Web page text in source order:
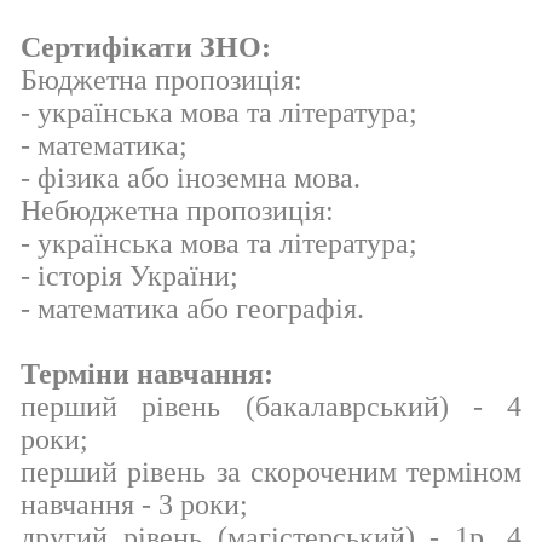
Сертифікати ЗНО:
Бюджетна пропозиція:
- українська мова та література;
- математика;
- фізика або іноземна мова.
Небюджетна пропозиція:
- українська мова та література;
- історія України;
- математика або географія.
Терміни навчання:
перший рівень (бакалаврський) - 4
роки;
перший рівень за скороченим терміном
навчання - 3 роки;